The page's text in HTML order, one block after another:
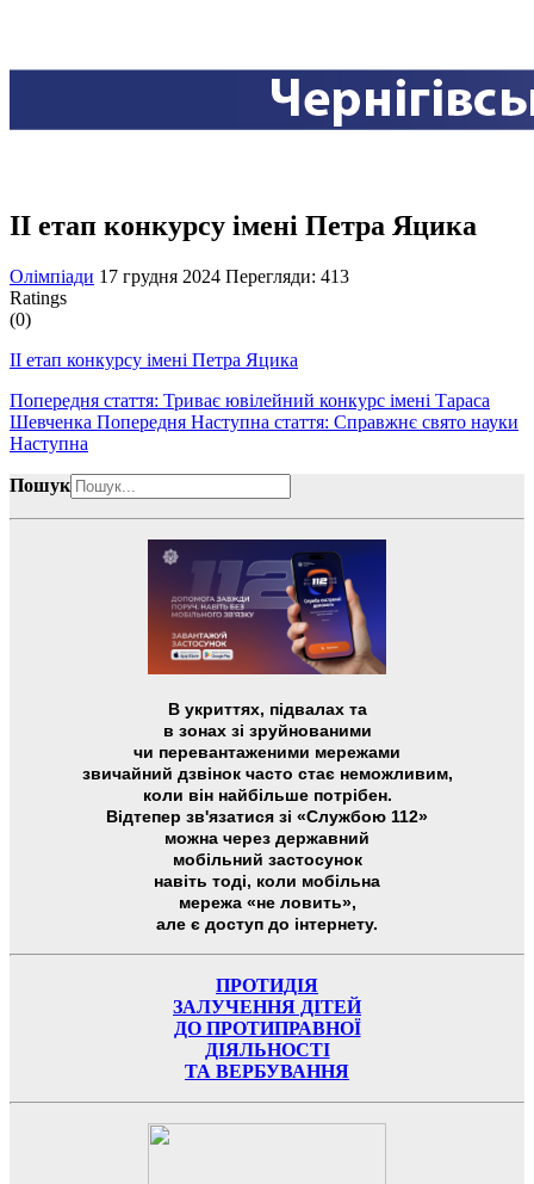
ІІ етап конкурсу імені Петра Яцика
Олімпіади 17 грудня 2024 Перегляди: 413
Ratings
(0)
ІІ етап конкурсу імені Петра Яцика
Попередня стаття: Триває ювілейний конкурс імені Тараса
Шевченка Попередня Наступна стаття: Cправжнє свято науки
Наступна
Пошук
В укриттях, підвалах та
в зонах зі зруйнованими
чи перевантаженими мережами
звичайний дзвінок часто стає неможливим,
коли він найбільше потрібен.
Відтепер зв'язатися зі «Службою 112»
можна через державний
мобільний застосунок
навіть тоді, коли мобільна
мережа «не ловить»,
але є доступ до інтернету.
ПРОТИДІЯ
ЗАЛУЧЕННЯ ДІТЕЙ
ДО ПРОТИПРАВНОЇ
ДІЯЛЬНОСТІ
ТА ВЕРБУВАННЯ